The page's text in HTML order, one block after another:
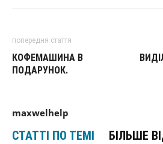
попередня стаття
КОФЕМАШИНА В
ПОДАРУНОК.
maxwelhelp
СТАТТІ ПО ТЕМІ БІЛЬШЕ